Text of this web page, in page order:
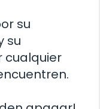
su
su
cualquier